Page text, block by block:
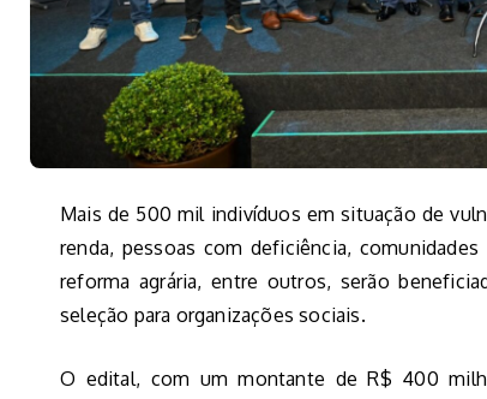
Mais de 500 mil indivíduos em situação de
renda, pessoas com deficiência,
reforma agrária, entre outros, serão
seleção para organizações sociais.
O edital, com um montante de R$ 400